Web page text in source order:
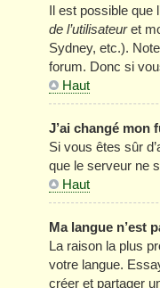
Il est possible que
de l’utilisateuret
Sydney, etc.).
forum. Donc si
Haut
J’ai changé mon
Si vous êtes sûr
que le serveur ne
Haut
Ma langue n’est
La raison la plus
votre langue.
créer et partager